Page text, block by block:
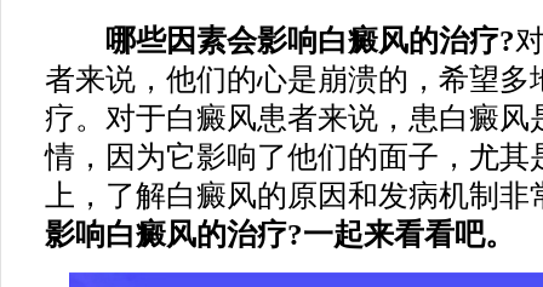
哪些因素会影响白癜风的治疗?
者来说，他们的心是崩溃的，希望多
疗。对于白癜风患者来说，患白癜风
情，因为它影响了他们的面子，尤其
上，了解白癜风的原因和发病机制非
影响白癜风的治疗?一起来看看吧。